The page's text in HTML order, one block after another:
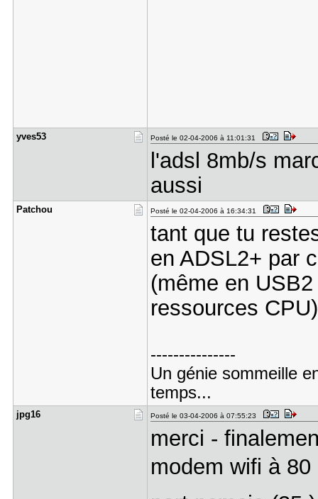
yves53 Posté le 02-04-2006 à 11:01:31
l'adsl 8mb/s
aussi
Patchou Posté le 02-04-2006 à 16:34:31
tant que tu
en ADSL2+ par
(même en
ressources CPU)
---------------
Un génie sommeille
temps...
jpg16 Posté le 03-04-2006 à 07:55:23
merci -
modem wifi à 80